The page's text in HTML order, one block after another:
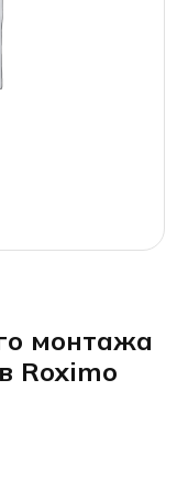
монтажа
Roximo